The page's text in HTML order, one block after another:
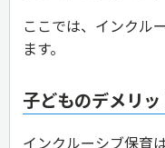
ここでは、インクル
ます。
子どものデメリッ
インクルーシブ保育